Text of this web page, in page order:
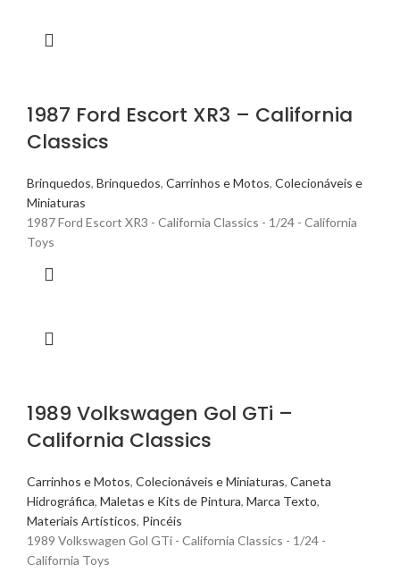
1987 Ford Escort XR3 – California
Classics
Brinquedos, Brinquedos, Carrinhos e Motos, Colecionáveis e
Miniaturas
1987 Ford Escort XR3 - California Classics - 1/24 - California
Toys
1989 Volkswagen Gol GTi –
California Classics
Carrinhos e Motos, Colecionáveis e Miniaturas, Caneta
Hidrográfica, Maletas e Kits de Pintura, Marca Texto,
Materiais Artísticos, Pincéis
1989 Volkswagen Gol GTi - California Classics - 1/24 -
California Toys